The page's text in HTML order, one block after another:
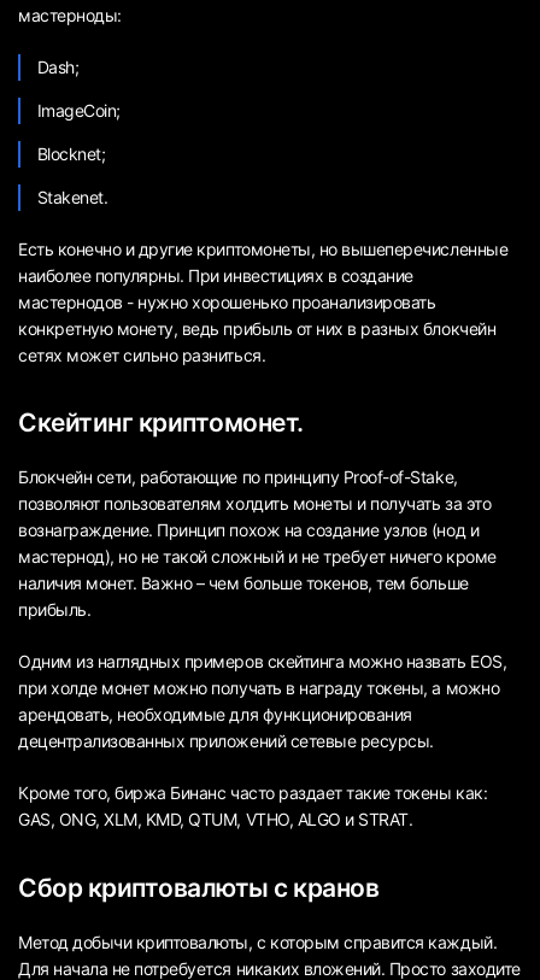
мастерноды:
Dash;
ImageCoin;
Blocknet;
Stakenet.
Есть конечно и другие криптомонеты, но вышеперечисленные
наиболее популярны. При инвестициях в создание
мастернодов - нужно хорошенько проанализировать
конкретную монету, ведь прибыль от них в разных блокчейн
сетях может сильно разниться.
Скейтинг криптомонет.
Блокчейн сети, работающие по принципу Proof-of-Stake,
позволяют пользователям холдить монеты и получать за это
вознаграждение. Принцип похож на создание узлов (нод и
мастернод), но не такой сложный и не требует ничего кроме
наличия монет. Важно – чем больше токенов, тем больше
прибыль.
Одним из наглядных примеров скейтинга можно назвать EOS,
при холде монет можно получать в награду токены, а можно
арендовать, необходимые для функционирования
децентрализованных приложений сетевые ресурсы.
Кроме того, биржа Бинанс часто раздает такие токены как:
GAS, ONG, XLM, KMD, QTUM, VTHO, ALGO и STRAT.
Сбор криптовалюты с кранов
Метод добычи криптовалюты, с которым справится каждый.
Для начала не потребуется никаких вложений. Просто заходите